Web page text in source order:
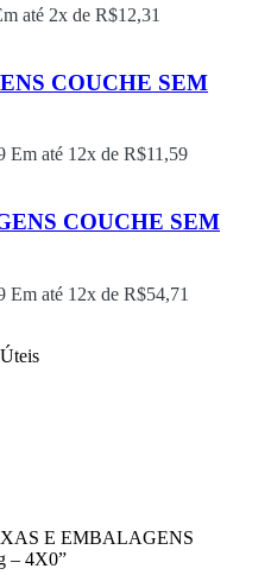
até 2x de R$12,31
COUCHE SEM
Em até 12x de R$11,59
COUCHE SEM
Em até 12x de R$54,71
E EMBALAGENS
– 4X0”